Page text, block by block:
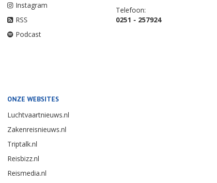
Instagram
RSS
Podcast
Telefoon:
0251 - 257924
ONZE WEBSITES
Luchtvaartnieuws.nl
Zakenreisnieuws.nl
Triptalk.nl
Reisbizz.nl
Reismedia.nl